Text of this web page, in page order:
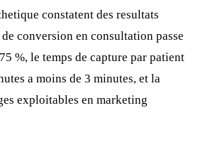
constatent des resultats
conversion en consultation passe
%, le temps de capture par patient
a moins de 3 minutes, et la
exploitables en marketing